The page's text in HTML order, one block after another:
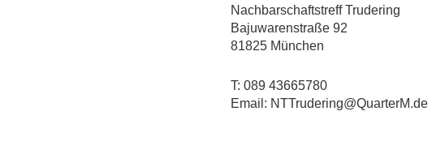
Nachbarschaftstreff Trudering
Bajuwarenstraße 92
81825 München
T: 089 43665780
Email: NTTrudering@QuarterM.de